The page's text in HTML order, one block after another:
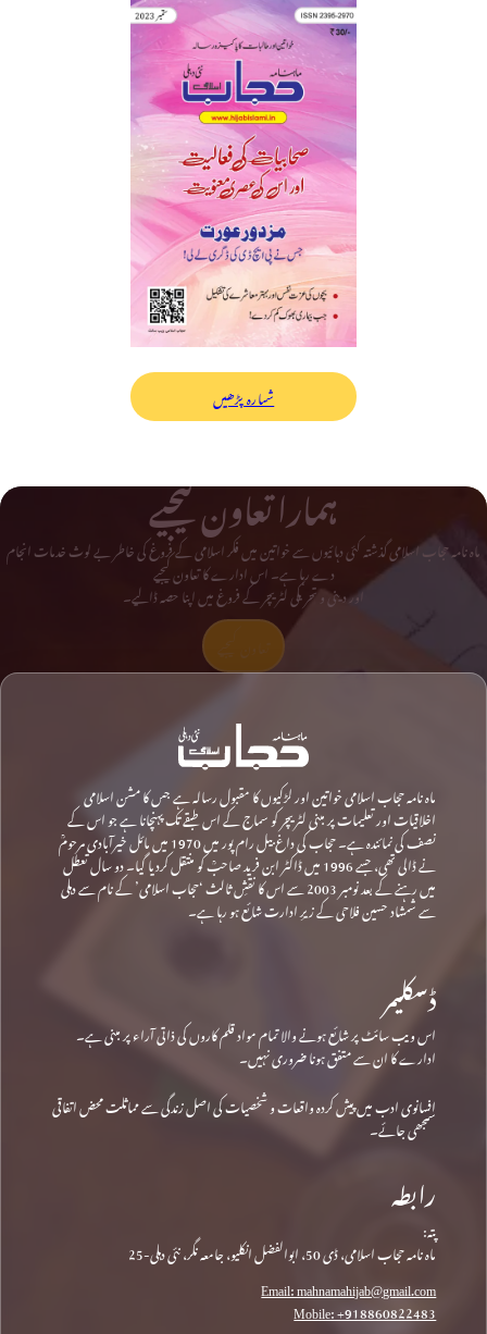
شمارہ پڑھیں
ہمارا تعاون کیجیے
ماہ نامہ حجاب اسلامی گذشتہ کئی دہائیوں سے خواتین میں فکر اسلامی کے فروغ کی خاطر بے لوث خدمات انجام
دے رہا ہے۔ اس ادارے کا تعاون کیجیے
اور دینی و تحریکی لٹریچر کے فروغ میں اپنا حصہ ڈالیے۔
ماہ نامہ حجاب اسلامی خواتین اور لڑکیوں کا مقبول رسالہ ہے جس کا مشن اسلامی
اخلاقیات اور تعلیمات پر مبنی لٹریچر کو سماج کے اس طبقے تک پہنچانا ہے جو اس کے
نصف کی نمائندہ ہے۔ حجاب کی داغ بیل رام پور میں 1970 میں مائل خیرآبادی مرحومؒ
نے ڈالی تھی، جسے 1996 میں ڈاکٹر ابن فرید صاحبؒ کو منتقل کردیا گیا۔ دو سال تعطل
میں رہنے کے بعد نومبر 2003 سے اس کا نقشِ ثالث ‘حجاب اسلامی’ کے نام سے دہلی
سے شمشاد حسین فلاحی کے زیرِ ادارت شائع ہو رہا ہے۔
ڈسکلیمر
اس ویب سائٹ پر شائع ہونے والا تمام مواد قلم کاروں کی ذاتی آراء پر مبنی ہے۔
ادارے کا ان سے متفق ہونا ضروری نہیں۔
افسانوی ادب میں پیش کردہ واقعات و شخصیات کی اصل زندگی سے مماثلت محض اتفاقی
سمجھی جائے۔
رابطہ
پتہ:
ماہ نامہ حجاب اسلامی، ڈی 50، ابوالفضل انکلیو، جامعہ نگر، نئی دہلی-25
Email: mahnamahijab@gmail.com
Mobile: +918860822483